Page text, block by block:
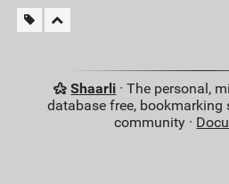
Shaarli · The personal,
database free, bookmarking
community ·